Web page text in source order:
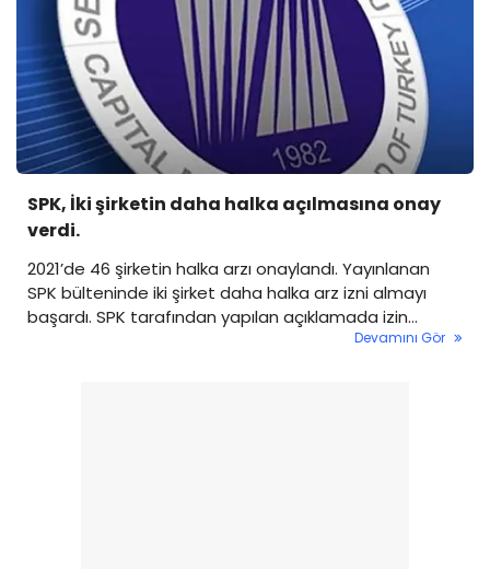
SPK, İki şirketin daha halka açılmasına onay
verdi.
2021’de 46 şirketin halka arzı onaylandı. Yayınlanan
SPK bülteninde iki şirket daha halka arz izni almayı
başardı. SPK tarafından yapılan açıklamada izin
verilen iki şirketin İşbir Sentetik Dokuma Sanayi A.Ş. ve
Devamını Gör